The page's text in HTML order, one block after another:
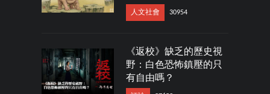
人文社會 30954
《返校》缺乏的歷史視
野：白色恐怖鎮壓的只
有自由嗎？